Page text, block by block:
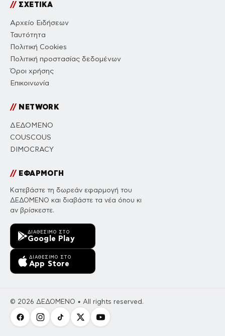
//ΣΧΕΤΙΚΑ
Αρχείο Ειδήσεων
Ταυτότητα
Πολιτική Cookies
Πολιτική προστασίας δεδομένων
Όροι χρήσης
Επικοινωνία
//NETWORK
ΔΕΔΟΜΕΝΟ
COUSCOUS
DIMOCRACY
//ΕΦΑΡΜΟΓΗ
Κατεβάστε τη δωρεάν εφαρμογή του
ΔΕΔΟΜΕΝΟ και διαβάστε τα νέα όπου κι
αν βρίσκεστε.
ΔΙΑΘΈΣΙΜΟ ΣΤΟ
Google Play
ΔΙΑΘΈΣΙΜΟ ΣΤΟ
App Store
© 2026 ΔΕΔΟΜΕΝΟ • All rights reserved.